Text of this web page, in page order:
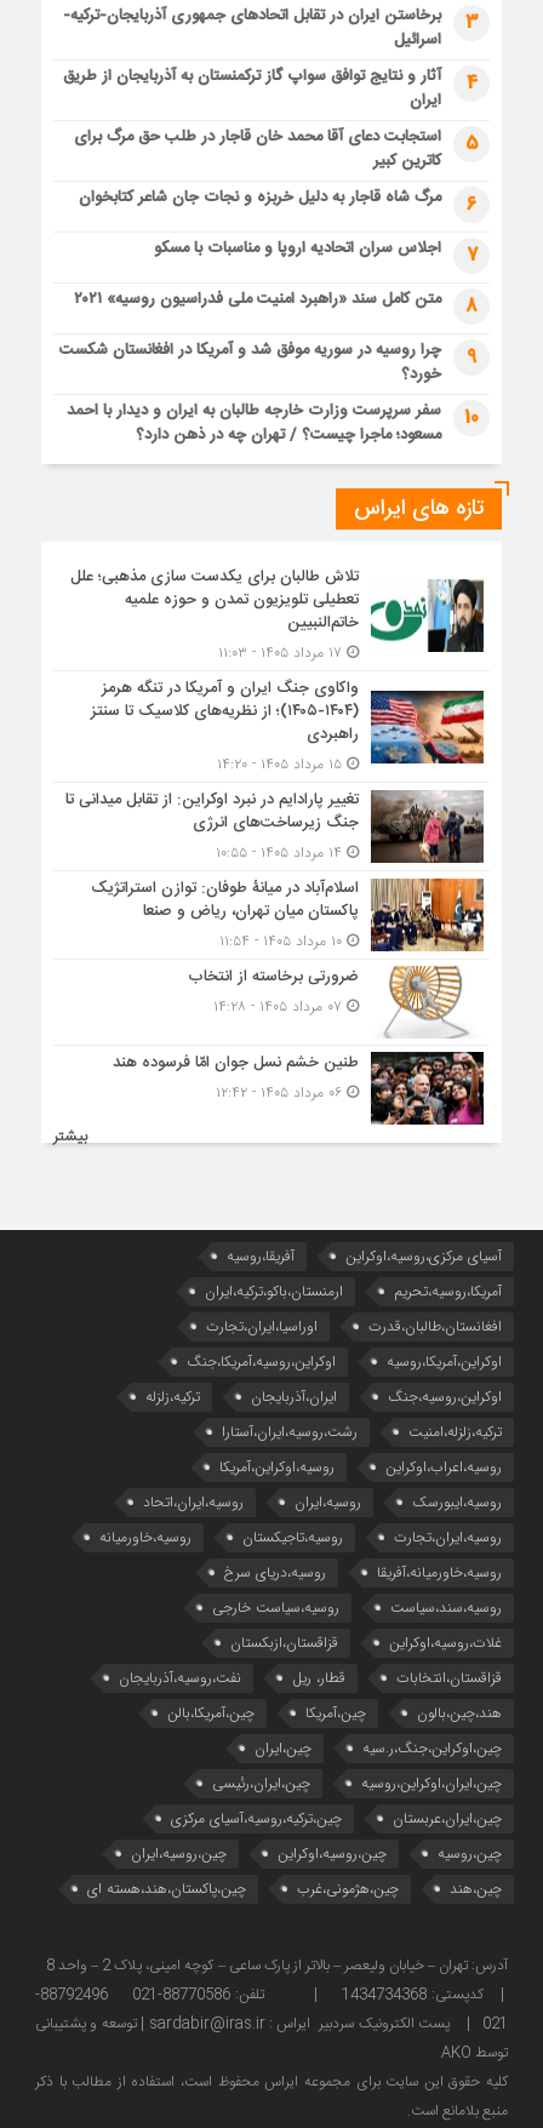
3
برخاستن ایران در تقابل اتحادهای جمهوری آذربایجان-ترکیه-
اسرائیل
4
آثار و نتایج توافق سواپ گاز ترکمنستان به آذربایجان از طریق
ایران
5
استجابت دعای آقا محمد خان قاجار در طلب حق مرگ برای
کاترین کبیر
6 مرگ شاه قاجار به دلیل خربزه و نجات جان شاعر کتابخوان
7 اجلاس سران اتحادیه اروپا و مناسبات با مسکو
8 متن کامل سند «راهبرد امنیت ملی فدراسیون روسیه» ۲۰۲۱
9
چرا روسیه در سوریه موفق شد و آمریکا در افغانستان شکست
خورد؟
10
سفر سرپرست وزارت خارجه طالبان به ایران و دیدار با احمد
مسعود؛ ماجرا چیست؟ / تهران چه در ذهن دارد؟
تازه های ایراس
تلاش طالبان برای یکدست سازی مذهبی؛ علل
تعطیلی تلویزیون تمدن و حوزه علمیه
خاتم‌النبیین
واکاوی جنگ ایران و آمریکا در تنگه هرمز
(۱۴۰۴-۱۴۰۵)؛ از نظریه‌های کلاسیک تا سنتز
راهبردی
۱۵ مرداد ۱۴۰۵ - ۱۴:۲۰
تغییر پارادایم در نبرد اوکراین: از تقابل میدانی تا
جنگ زیرساخت‌های انرژی
اسلام‌آباد در میانۀ طوفان: توازن استراتژیک
پاکستان میان تهران، ریاض و صنعا
۱۰ مرداد ۱۴۰۵ - ۱۱:۵۴
ضرورتی برخاسته از انتخاب
طنین خشم نسل جوان امّا فرسوده هند
۰۶ مرداد ۱۴۰۵ - ۱۲:۴۲
بیشتر
آسیای مرکزی،روسیه،اوکراین
آفریقا،روسیه
آمریکا،روسیه،تحریم
ارمنستان،باکو،ترکیه،ایران
افغانستان،طالبان،قدرت
اوراسیا،ایران،تجارت
اوکراین،آمریکا،روسیه
اوکراین،روسیه،آمریکا،جنگ
اوکراین،روسیه،جنگ
ایران،آذربایجان
ترکیه،زلزله
ترکیه،زلزله،امنیت
رشت،روسیه،ایران،آستارا
روسیه،اعراب،اوکراین
روسیه،اوکراین،آمریکا
روسیه،ایبورسک
روسیه،ایران
روسیه،ایران،اتحاد
روسیه،ایران،تجارت
روسیه،تاجیکستان
روسیه،خاورمیانه
روسیه،خاورمیانه،آفریقا
روسیه،دریای سرخ
روسیه،سند،سیاست
روسیه،سیاست خارجی
غلات،روسیه،اوکراین
قزاقستان،ازبکستان
قزاقستان،انتخابات
قطار، ریل
نفت،روسیه،آذربایجان
هند،چین،بالون
چین،آمریکا
چین،آمریکا،بالن
چین،اوکراین،جنگ،ر.سیه
چین،ایران
چین،ایران،اوکراین،روسیه
چین،ایران،رئیسی
چین،ایران،عربستان
چین،ترکیه،روسیه،آسیای مرکزی
چین،روسیه
چین،روسیه،اوکراین
چین،روسیه،ایران
چین،هند
چین،هژمونی،غرب چین،پاکستان،هند،هسته ای
| کدپستی: 1434734368 | تلفن: 88770586-021 88792496-
021 | پست الکترونیک سردبیر ایراس : sardabir@iras.ir |
توسعه و پشتیبانی
توسط AKO
كليه حقوق این سایت برای مجموعه ایراس محفوظ است، استفاده از مطالب با ذكر
منبع بلامانع است.